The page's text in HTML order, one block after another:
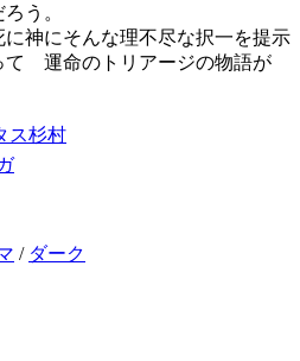
う。
神にそんな理不尽な択一を提示
て 運命のトリアージの物語が
ス杉村
/ ダーク